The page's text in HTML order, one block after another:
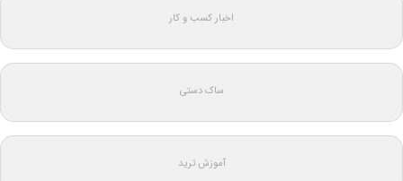
اخبار کسب و کار
ساک دستی
آموزش ترید